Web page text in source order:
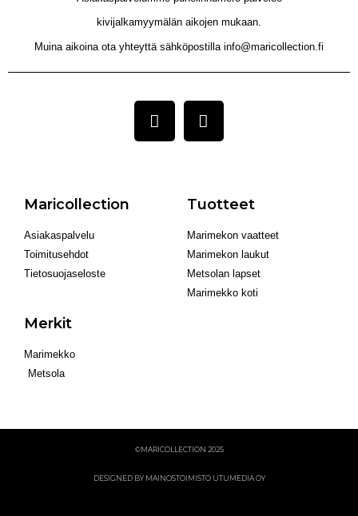
kivijalkamyymälän aikojen mukaan.
Muina aikoina ota yhteyttä sähköpostilla info@maricollection.fi
Maricollection
Asiakaspalvelu
Toimitusehdot
Tietosuojaseloste
Tuotteet
Marimekon vaatteet
Marimekon laukut
Metsolan lapset
Marimekko koti
Merkit
Marimekko
Metsola
©MARICOLLECTION 2025
DESIGNED BY MAINOSTOIMISTO UTUMEDIA OY